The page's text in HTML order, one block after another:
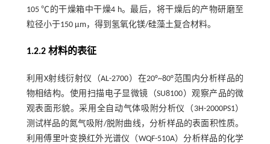
105 ℃的干燥箱中干燥4 h。最后，将干燥后的产物研磨至
粒径小于150 μm，得到氢氧化镁/硅藻土复合材料。
1.2.2 材料的表征
利用X射线衍射仪（AL-2700）在20°~80°范围内分析样品的
物相结构。使用扫描电子显微镜（SU8100）观察产品的微
观表面形貌。采用全自动气体吸附分析仪（3H-2000PS1）
测试样品的氮气吸附/脱附曲线，分析样品的表面积性质。
利用傅里叶变换红外光谱仪（WQF-510A）分析样品的化学